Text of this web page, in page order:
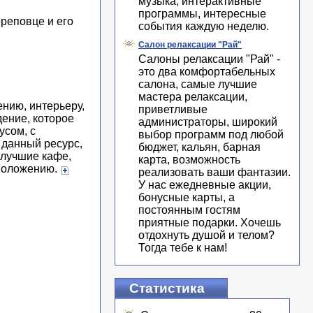
и его
интерьеру,
которое
с
ресурс,
кафе,
программы, интересные
события каждую неделю.
Салон релаксации "Рай"
Салоны релаксации "Рай" -
это два комфортабельных
салона, самые лучшие
мастера релаксации,
приветливые
администраторы, широкий
выбор программ под любой
бюджет, кальян, барная
карта, возможность
реализовать ваши фантазии.
У нас ежедневные акции,
бонусные карты, а
постоянным гостям
приятные подарки. Хочешь
отдохнуть душой и телом?
Тогда тебе к нам!
Статистика